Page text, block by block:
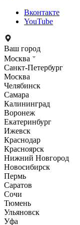
Вконтакте
YouTube
Ваш город
Москва
Санкт-Петербург
Москва
Челябинск
Самара
Калининград
Воронеж
Екатеринбург
Ижевск
Краснодар
Красноярск
Нижний Новгород
Новосибирск
Пермь
Саратов
Сочи
Тюмень
Ульяновск
Уфа